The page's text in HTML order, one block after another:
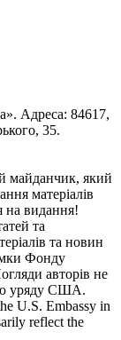
Адреса: 84617,
35.
майданчик, який
матеріалів
на видання!
та
та новин
Фонду
авторів не
уряду США.
U.S. Embassy in
reflect the